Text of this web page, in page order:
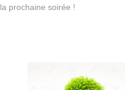
prochaine soirée !